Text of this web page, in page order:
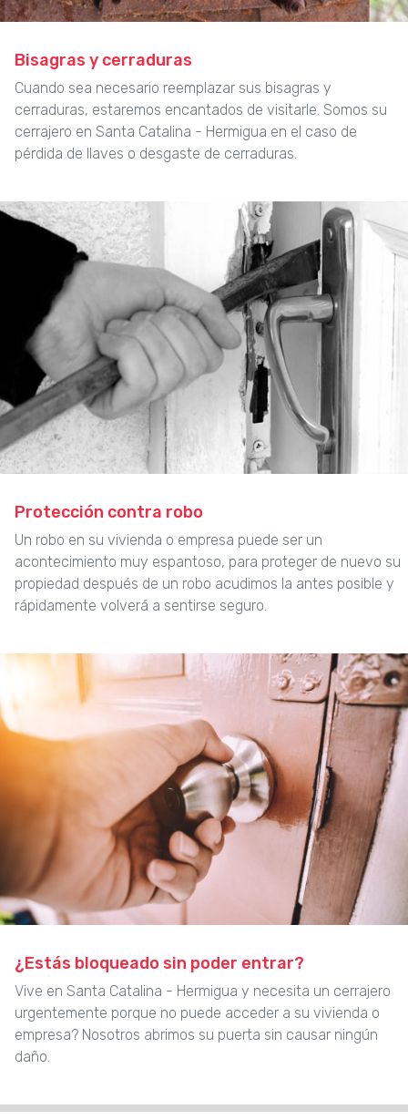
Bisagras y cerraduras
Cuando sea necesario reemplazar sus bisagras y
cerraduras, estaremos encantados de visitarle. Somos su
cerrajero en Santa Catalina - Hermigua en el caso de
pérdida de llaves o desgaste de cerraduras.
Protección contra robo
Un robo en su vivienda o empresa puede ser un
acontecimiento muy espantoso, para proteger de nuevo su
propiedad después de un robo acudimos la antes posible y
rápidamente volverá a sentirse seguro.
¿Estás bloqueado sin poder entrar?
Vive en Santa Catalina - Hermigua y necesita un cerrajero
urgentemente porque no puede acceder a su vivienda o
empresa? Nosotros abrimos su puerta sin causar ningún
daño.